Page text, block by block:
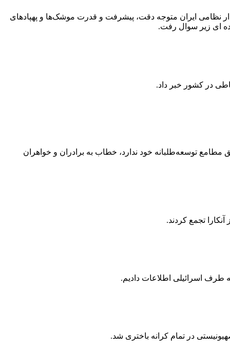
وسیع اقتدار نظامی ایران متوجه دقت، پیشرفت و قدرت موشک‌ها و پهپادهای
ای زیر سوال رفت.
در کشور خبر داد.
مطامع توسعه‌طلبانه خود ندارد، خطاب به برادران و خواهران
تجمع کردند.
طرف اسرائیلی اطلاعات دادیم.
در تمام کرانه باختری شد.